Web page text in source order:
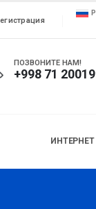
ПОЗВОНИТЕ НАМ!
+998 71